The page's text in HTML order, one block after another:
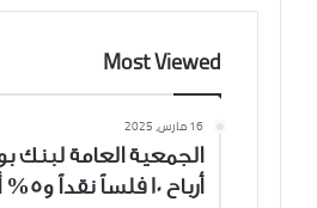
Most Viewed
16 مارس، 2025
الجمعية العامة لبنك
أرباح 10 فلساً نقداً و5% أسهم منحة